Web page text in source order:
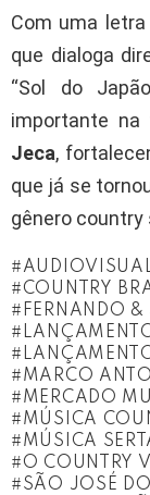
Com uma
que dialoga
“Sol do
importante
Jeca,
que já se
gênero country
COUNTRY
FERNANDO
MARCO
MERCADO
MÚSICA
MÚSICA
O COUNTRY
SÃO JOSÉ